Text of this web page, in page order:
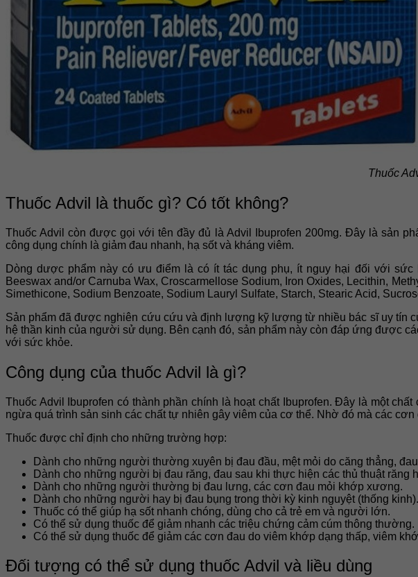
Thuốc
Thuốc Advil là thuốc gì? Có tốt không?
Thuốc Advil còn được gọi với tên đầy đủ là Advil Ibuprofen 200mg. Đây là sản
công dụng chính là giảm đau nhanh, hạ sốt và kháng viêm.
Dòng dược phẩm này có ưu điểm là có ít tác dụng phụ, ít nguy hại đối với sức
Beeswax and/or Carnuba Wax, Croscarmellose Sodium, Iron Oxides, Lecithin,
Simethicone, Sodium Benzoate, Sodium Lauryl Sulfate, Starch, Stearic Acid,
Sản phẩm đã được nghiên cứu cứu và định lượng kỹ lượng từ nhiều bác sĩ uy tín
hệ thần kinh của người sử dụng. Bên cạnh đó, sản phẩm này còn đáp ứng được
với sức khỏe.
Công dụng của thuốc Advil là gì?
Thuốc Advil Ibuprofen có thành phần chính là hoạt chất Ibuprofen. Đây là một
ngừa quá trình sản sinh các chất tự nhiên gây viêm của cơ thể. Nhờ đó mà các
Thuốc được chỉ định cho những trường hợp:
Dành cho những người thường xuyên bị đau đầu, mệt mỏi do căng thẳng,
Dành cho những người bị đau răng, đau sau khi thực hiện các thủ thuật răng
Dành cho những người thường bị đau lưng, các cơn đau mỏi khớp xương.
Dành cho những người hay bị đau bụng trong thời kỳ kinh nguyệt (thống kinh).
Thuốc có thể giúp hạ sốt nhanh chóng, dùng cho cả trẻ em và người lớn.
Có thể sử dụng thuốc để giảm nhanh các triệu chứng cảm cúm thông thường.
Có thể sử dụng thuốc để giảm các cơn đau do viêm khớp dạng thấp, viêm
Đối tượng có thể sử dụng thuốc Advil và liều dùng